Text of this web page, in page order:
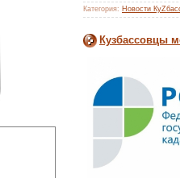
Категория: Новости
Кузбассовцы